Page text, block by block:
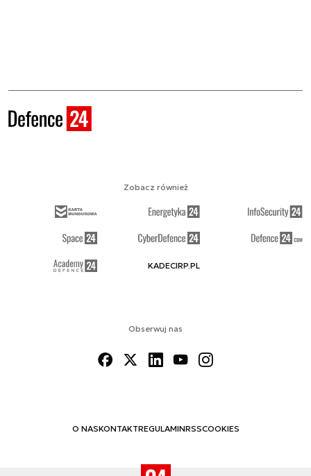
Obserwuj nas
O NASKONTAKTREGULAMINRSSCOOKIES
Zobacz również
KADECIRP.PL